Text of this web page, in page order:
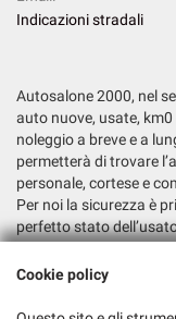
Indicazioni stradali
Autosalone 2000, nel
auto nuove, usate,
noleggio a breve e a
permetterà di trovare
personale, cortese e
Per noi la sicurezza è
perfetto stato
Cookie policy